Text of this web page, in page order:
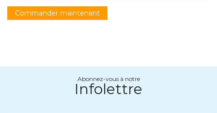
Commander maintenant
Abonnez-vous à notre
Infolettre